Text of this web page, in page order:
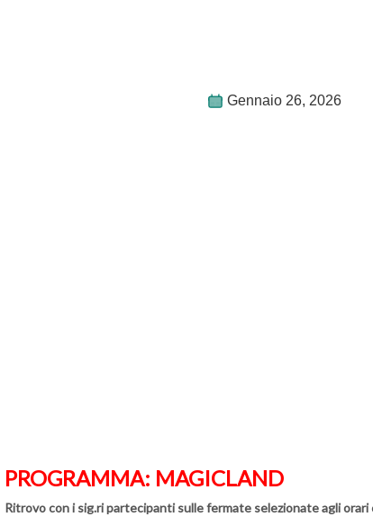
Gennaio 26, 2026
PROGRAMMA: MAGICLAND
Ritrovo con i sig.ri partecipanti sulle fermate selezionate agli